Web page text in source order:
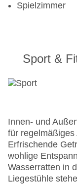
Spielzimmer
Sport &
Innen- und
für regelmäßiges
Erfrischende
wohlige
Wasserratten in
Liegestühle